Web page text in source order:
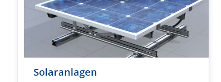
Solaranlagen